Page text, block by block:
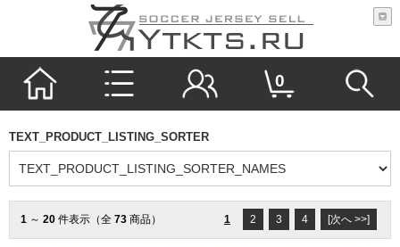
0
TEXT_PRODUCT_LISTING_SORTER
1 ～ 20 件表示（全 73 商品） 1 2 3 4 [次へ >>]